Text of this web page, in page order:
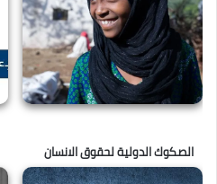
الصكوك الدولية لحقوق الانسان